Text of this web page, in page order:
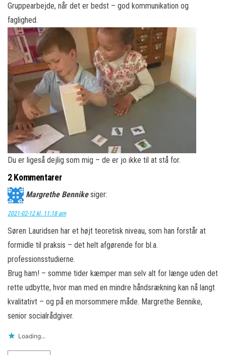
Gruppearbejde, når det er bedst – god kommunikation og
faglighed.
Du er ligeså dejlig som mig – de er jo ikke til at stå for.
2 Kommentarer
Margrethe Bennike siger:
2021-02-12 kl. 11:18 am
Søren Lauridsen har et højt teoretisk niveau, som han forstår at
formidle til praksis – det helt afgørende for bl.a.
professionsstudierne.
Brug ham! – somme tider kæmper man selv alt for længe uden det
rette udbytte, hvor man med en mindre håndsrækning kan nå langt
kvalitativt – og på en morsommere måde. Margrethe Bennike,
senior socialrådgiver.
Loading...